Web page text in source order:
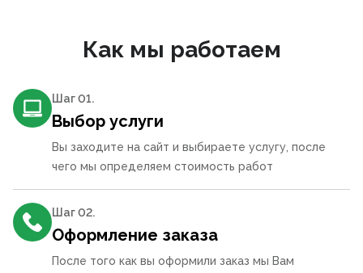
Как мы работаем
Шаг 01.
Выбор услуги
Вы заходите на сайт и выбираете услугу, после
чего мы определяем стоимость работ
Шаг 02.
Оформление заказа
После того как вы оформили заказ мы Вам